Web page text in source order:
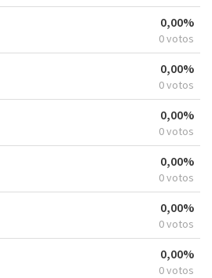
0,00%
0 votos
0,00%
0 votos
0,00%
0 votos
0,00%
0 votos
0,00%
0 votos
0,00%
0 votos